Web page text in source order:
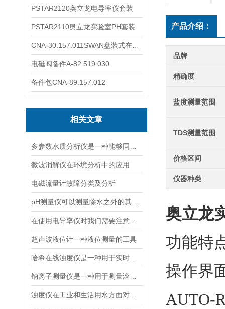
PSTAR2120奥立龙电导率仪套装
PSTAR2110奥立龙实验室PH套装
电磁阀备件A-82.519.030
备件包CNA-89.157.012
相关文章
微波消解仪在环境分析中的应用
电磁流量计故障分类及分析
超声波液位计一种液位测量的工具
产品介绍：
品牌
精确度
盐度测量范围
TDS测量范围
价格区间
仪器种类
奥立龙
功能特
操作界
AUTO-